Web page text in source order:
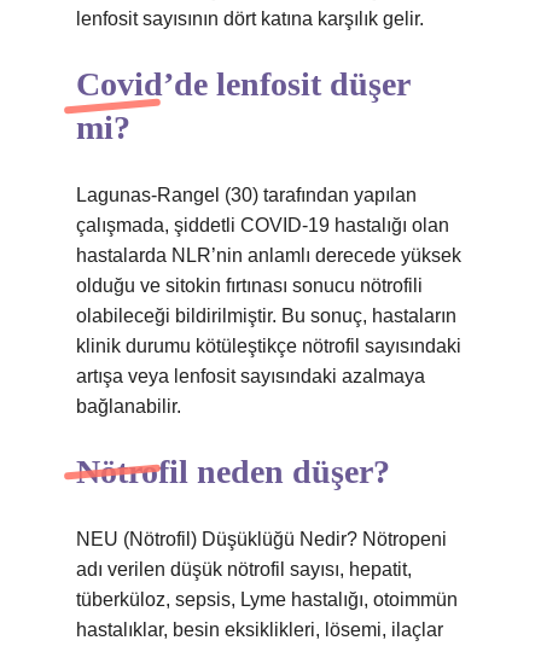
lenfosit sayısının dört katına karşılık gelir.
Covid’de lenfosit düşer
mi?
Lagunas-Rangel (30) tarafından yapılan
çalışmada, şiddetli COVID-19 hastalığı olan
hastalarda NLR’nin anlamlı derecede yüksek
olduğu ve sitokin fırtınası sonucu nötrofili
olabileceği bildirilmiştir. Bu sonuç, hastaların
klinik durumu kötüleştikçe nötrofil sayısındaki
artışa veya lenfosit sayısındaki azalmaya
bağlanabilir.
Nötrofil neden düşer?
NEU (Nötrofil) Düşüklüğü Nedir? Nötropeni
adı verilen düşük nötrofil sayısı, hepatit,
tüberküloz, sepsis, Lyme hastalığı, otoimmün
hastalıklar, besin eksiklikleri, lösemi, ilaçlar